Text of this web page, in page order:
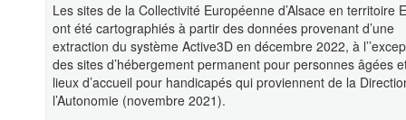
Les sites de la Collectivité Européenne d’Alsace en territoire
ont été cartographiés à partir des données provenant d’une
extraction du système Active3D en décembre 2022, à
des sites d’hébergement permanent pour personnes âgées
lieux d’accueil pour handicapés qui proviennent de la
l’Autonomie (novembre 2021).